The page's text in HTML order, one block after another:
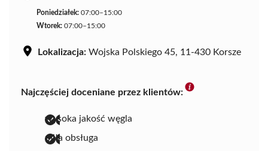
Poniedziałek: 07:00–15:00
Wtorek: 07:00–15:00
Lokalizacja: Wojska Polskiego 45, 11-430 Korsze
Najczęściej doceniane przez klientów:
wysoka jakość węgla
miła obsługa